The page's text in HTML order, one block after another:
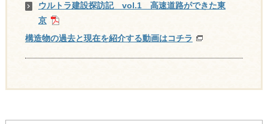
ウルトラ建設探訪記 vol.1 高速道路ができた東
京
構造物の過去と現在を紹介する動画はコチラ